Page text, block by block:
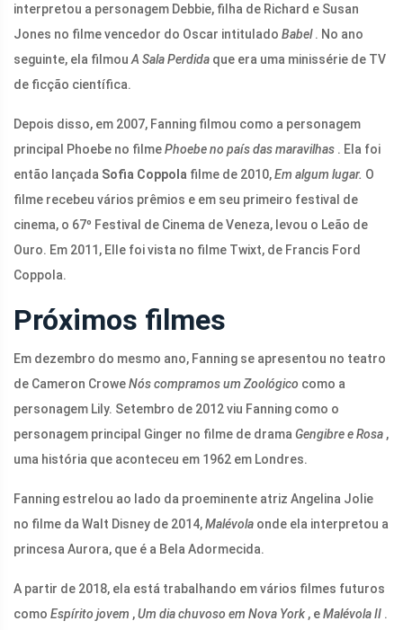
interpretou a personagem Debbie, filha de Richard e Susan
Jones no filme vencedor do Oscar intitulado Babel. No ano
seguinte, ela filmou A Sala Perdida que era uma minissérie de TV
de ficção científica.
Depois disso, em 2007, Fanning filmou como a personagem
principal Phoebe no filmePhoebe no país das maravilhas . Ela foi
então lançada Sofia Coppola filme de 2010,Em algum lugar. O
filme recebeu vários prêmios e em seu primeiro festival de
cinema, o 67º Festival de Cinema de Veneza, levou o Leão de
Ouro. Em 2011, Elle foi vista no filme Twixt, de Francis Ford
Coppola.
Próximos filmes
Em dezembro do mesmo ano, Fanning se apresentou no teatro
de Cameron CroweNós compramos um Zoológico como a
personagem Lily. Setembro de 2012 viu Fanning como o
personagem principal Ginger no filme de drama Gengibre e Rosa ,
uma história que aconteceu em 1962 em Londres.
Fanning estrelou ao lado da proeminente atriz Angelina Jolie
no filme da Walt Disney de 2014,Malévola onde ela interpretou a
princesa Aurora, que é a Bela Adormecida.
A partir de 2018, ela está trabalhando em vários filmes futuros
como Espírito jovem ,Um dia chuvoso em Nova York , eMalévola II .